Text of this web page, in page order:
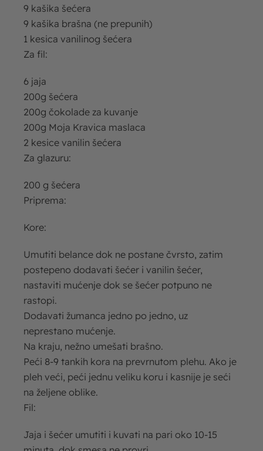
9 kašika šećera
9 kašika brašna (ne prepunih)
1 kesica vanilinog šećera
Za fil:
6 jaja
200g šećera
200g čokolade za kuvanje
200g Moja Kravica maslaca
2 kesice vanilin šećera
Za glazuru:
200 g šećera
Priprema:
Kore:
Umutiti belance dok ne postane čvrsto, zatim
postepeno dodavati šećer i vanilin šećer,
nastaviti mućenje dok se šećer potpuno ne
rastopi.
Dodavati žumanca jedno po jedno, uz
neprestano mućenje.
Na kraju, nežno umešati brašno.
Peći 8-9 tankih kora na prevrnutom plehu. Ako je
pleh veći, peći jednu veliku koru i kasnije je seći
na željene oblike.
Fil:
Jaja i šećer umutiti i kuvati na pari oko 10-15